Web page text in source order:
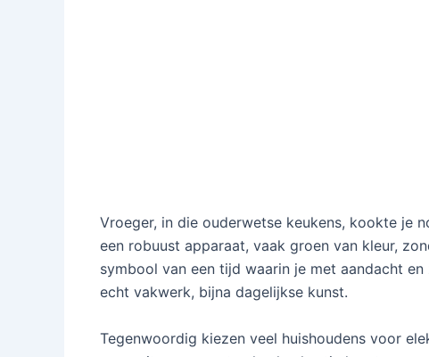
Vroeger, in die ouderwetse keukens, kookte je
een robuust apparaat, vaak groen van kleur,
symbool van een tijd waarin je met aandacht
echt vakwerk, bijna dagelijkse kunst.
Tegenwoordig kiezen veel huishoudens voor